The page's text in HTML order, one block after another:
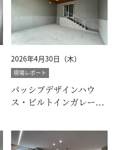
2026年4月30日（木）
現場レポート
パッシブデザインハウ
ス・ビルトインガレー...